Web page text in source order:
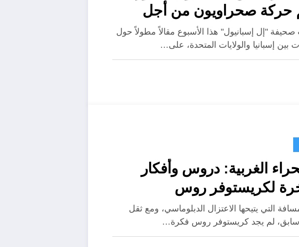
حركة صحراويون من أجل
"إل إسبانيول" هذا الأسبوع مقالاً مطولاً حول
بين إسبانيا والولايات المتحدة، على…
الغربية: دروس وأفكار
لكريستوفر روس
التي يتيحها الاعتزال الدبلوماسي، ومع ثقل
لم يجد كريستوفر روس فكرة…